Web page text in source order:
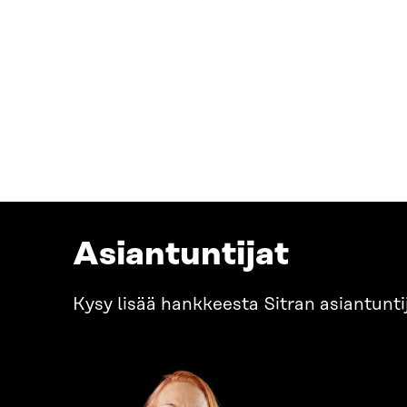
Asiantuntijat
Kysy lisää hankkeesta Sitran